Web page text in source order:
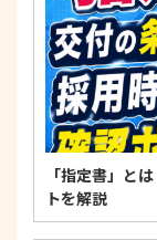
「指定書」と
トを解説